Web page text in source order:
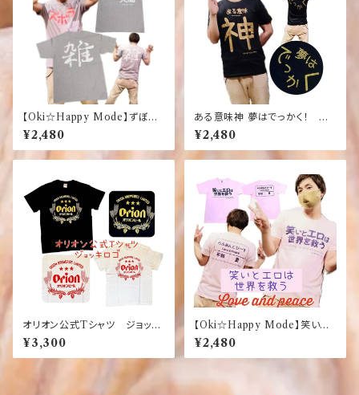
【Oki☆Happy Mode】ずぼら
人間 雑
¥2,480
ある意味神 夢はでっかく！
黒 Oki☆Happy Mode お
もしろ ふざけTシャツ
¥2,480
オリオン公式Tシャツ ジョッキ
ロゴ 白×赤 黒×金【お土産】
【沖縄】【定番】【大人気】【Orio
n】【ホワイト】【レッド】【ブラッ
¥3,300
【Oki☆Happy Mode】笑いと
エロは世界を救う らぶあんど
ぴーす Tシャツ 面白 ふざ
け
¥2,480